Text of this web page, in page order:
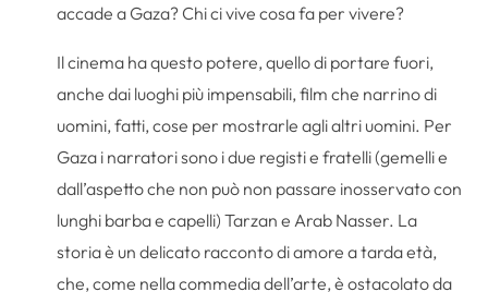
accade a Gaza? Chi ci vive cosa fa per vivere?
Il cinema ha questo potere, quello di portare fuori,
anche dai luoghi più impensabili, film che narrino di
uomini, fatti, cose per mostrarle agli altri uomini. Per
Gaza i narratori sono i due registi e fratelli (gemelli e
dall’aspetto che non può non passare inosservato con
lunghi barba e capelli) Tarzan e Arab Nasser. La
storia è un delicato racconto di amore a tarda età,
che, come nella commedia dell’arte, è ostacolato da